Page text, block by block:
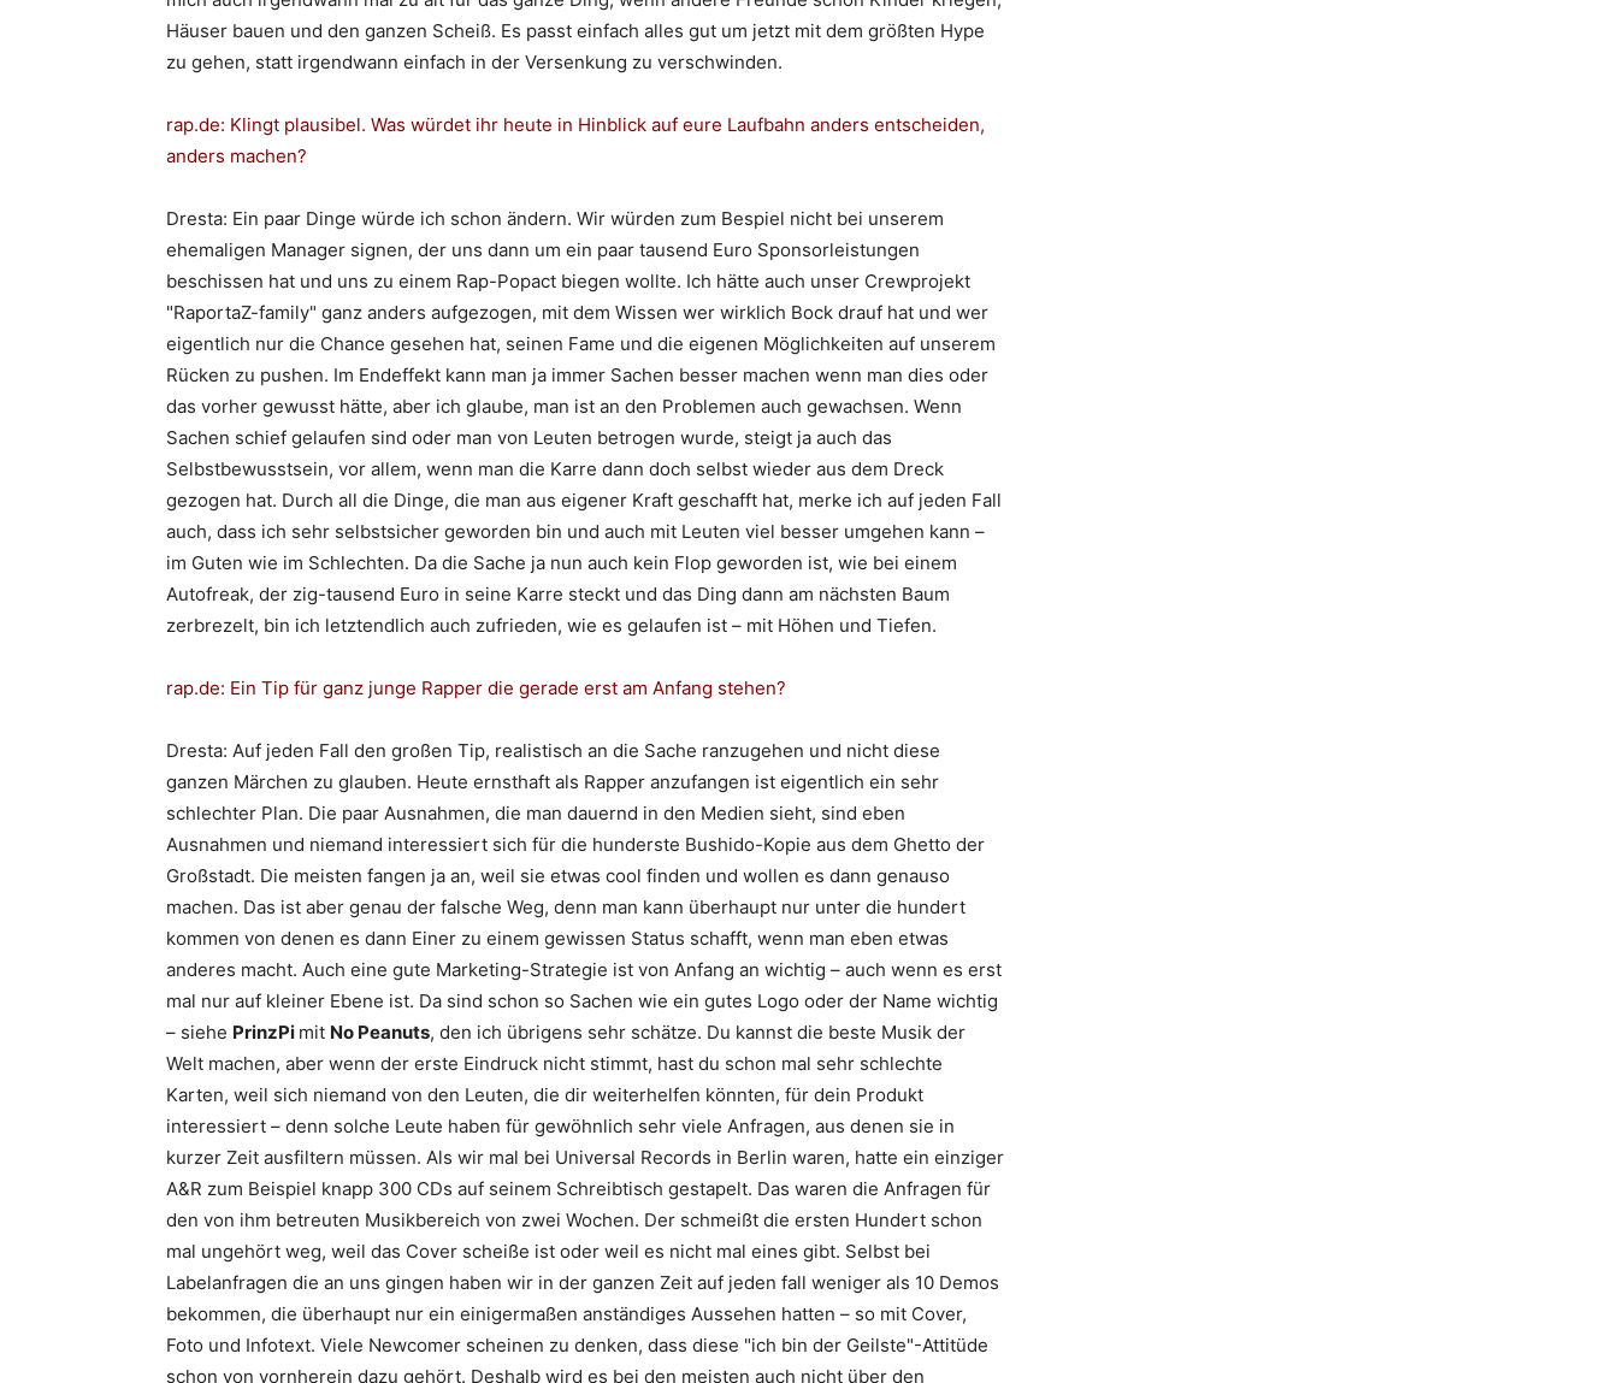
Häuser bauen und den ganzen Scheiß. Es passt einfach alles gut um jetzt mit dem größten Hype
zu gehen, statt irgendwann einfach in der Versenkung zu verschwinden.
rap.de: Klingt plausibel. Was würdet ihr heute in Hinblick auf eure Laufbahn anders entscheiden,
anders machen?
Dresta: Ein paar Dinge würde ich schon ändern. Wir würden zum Bespiel nicht bei unserem
ehemaligen Manager signen, der uns dann um ein paar tausend Euro Sponsorleistungen
beschissen hat und uns zu einem Rap-Popact biegen wollte. Ich hätte auch unser Crewprojekt
"RaportaZ-family" ganz anders aufgezogen, mit dem Wissen wer wirklich Bock drauf hat und wer
eigentlich nur die Chance gesehen hat, seinen Fame und die eigenen Möglichkeiten auf unserem
Rücken zu pushen. Im Endeffekt kann man ja immer Sachen besser machen wenn man dies oder
das vorher gewusst hätte, aber ich glaube, man ist an den Problemen auch gewachsen. Wenn
Sachen schief gelaufen sind oder man von Leuten betrogen wurde, steigt ja auch das
Selbstbewusstsein, vor allem, wenn man die Karre dann doch selbst wieder aus dem Dreck
gezogen hat. Durch all die Dinge, die man aus eigener Kraft geschafft hat, merke ich auf jeden Fall
auch, dass ich sehr selbstsicher geworden bin und auch mit Leuten viel besser umgehen kann –
im Guten wie im Schlechten. Da die Sache ja nun auch kein Flop geworden ist, wie bei einem
Autofreak, der zig-tausend Euro in seine Karre steckt und das Ding dann am nächsten Baum
zerbrezelt, bin ich letztendlich auch zufrieden, wie es gelaufen ist – mit Höhen und Tiefen.
rap.de: Ein Tip für ganz junge Rapper die gerade erst am Anfang stehen?
Dresta: Auf jeden Fall den großen Tip, realistisch an die Sache ranzugehen und nicht diese
ganzen Märchen zu glauben. Heute ernsthaft als Rapper anzufangen ist eigentlich ein sehr
schlechter Plan. Die paar Ausnahmen, die man dauernd in den Medien sieht, sind eben
Ausnahmen und niemand interessiert sich für die hunderste Bushido-Kopie aus dem Ghetto der
Großstadt. Die meisten fangen ja an, weil sie etwas cool finden und wollen es dann genauso
machen. Das ist aber genau der falsche Weg, denn man kann überhaupt nur unter die hundert
kommen von denen es dann Einer zu einem gewissen Status schafft, wenn man eben etwas
anderes macht. Auch eine gute Marketing-Strategie ist von Anfang an wichtig – auch wenn es erst
mal nur auf kleiner Ebene ist. Da sind schon so Sachen wie ein gutes Logo oder der Name wichtig
– siehe PrinzPi mit No Peanuts, den ich übrigens sehr schätze. Du kannst die beste Musik der
Welt machen, aber wenn der erste Eindruck nicht stimmt, hast du schon mal sehr schlechte
Karten, weil sich niemand von den Leuten, die dir weiterhelfen könnten, für dein Produkt
interessiert – denn solche Leute haben für gewöhnlich sehr viele Anfragen, aus denen sie in
kurzer Zeit ausfiltern müssen. Als wir mal bei Universal Records in Berlin waren, hatte ein einziger
A&R zum Beispiel knapp 300 CDs auf seinem Schreibtisch gestapelt. Das waren die Anfragen für
den von ihm betreuten Musikbereich von zwei Wochen. Der schmeißt die ersten Hundert schon
mal ungehört weg, weil das Cover scheiße ist oder weil es nicht mal eines gibt. Selbst bei
Labelanfragen die an uns gingen haben wir in der ganzen Zeit auf jeden fall weniger als 10 Demos
bekommen, die überhaupt nur ein einigermaßen anständiges Aussehen hatten – so mit Cover,
Foto und Infotext. Viele Newcomer scheinen zu denken, dass diese "ich bin der Geilste"-Attitüde
schon von vornherein dazu gehört. Deshalb wird es bei den meisten auch nicht über den